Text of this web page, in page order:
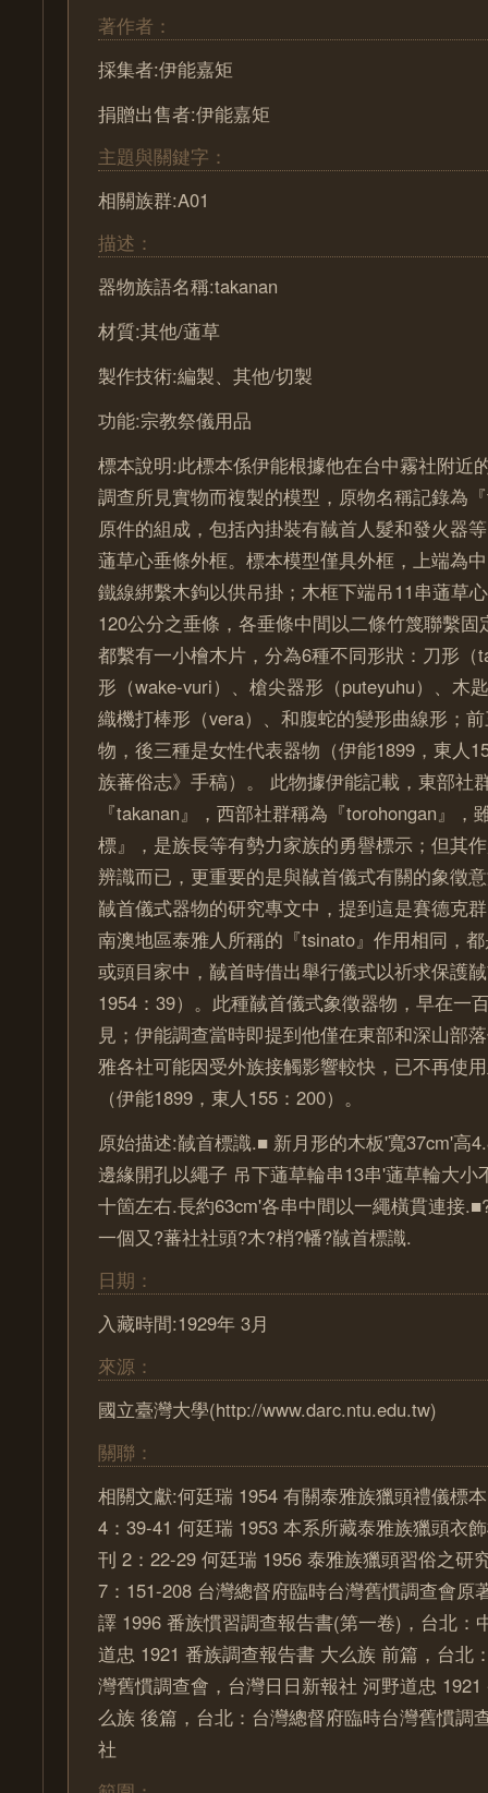
著作者：
採集者:伊能嘉矩
捐贈出售者:伊能嘉矩
主題與關鍵字：
相關族群:A01
描述：
器物族語名稱:takanan
材質:其他/蓪草
製作技術:編製、其他/切製
功能:宗教祭儀用品
標本說明:此標本係伊能根據他在台中霧社附近
調查所見實物而複製的模型，原物名稱記錄為
原件的組成，包括內掛裝有馘首人髮和發火器
蓪草心垂條外框。標本模型僅具外框，上端為
鐵線綁繫木鉤以供吊掛；木框下端吊11串蓪草
120公分之垂條，各垂條中間以二條竹篾聯繫
都繫有一小檜木片，分為6種不同形狀：刀形（
形（wake-vuri）、槍尖器形（puteyuhu）、木
織機打棒形（vera）、和腹蛇的變形曲線形；
物，後三種是女性代表器物（伊能1899，東人
族蕃俗志》手稿）。 此物據伊能記載，東部社
『takanan』，西部社群稱為『torohongan』，
標』，是族長等有勢力家族的勇譽標示；但其
辨識而已，更重要的是與馘首儀式有關的象徵
馘首儀式器物的研究專文中，提到這是賽德克
南澳地區泰雅人所稱的『tsinato』作用相同，
或頭目家中，馘首時借出舉行儀式以祈求保護
1954：39）。此種馘首儀式象徵器物，早在一
見；伊能調查當時即提到他僅在東部和深山部
雅各社可能因受外族接觸影響較快，已不再使
（伊能1899，東人155：200）。
原始描述:馘首標識.■ 新月形的木板'寬37cm'高
邊緣開孔以繩子 吊下蓪草輪串13串'蓪草輪大小
十箇左右.長約63cm'各串中間以一繩橫貫連接
一個又?蕃社社頭?木?梢?幡?馘首標識.
日期：
入藏時間:1929年 3月
來源：
國立臺灣大學(http://www.darc.ntu.edu.tw)
關聯：
相關文獻:何廷瑞 1954 有關泰雅族獵頭禮儀標
4：39-41 何廷瑞 1953 本系所藏泰雅族獵頭衣
刊 2：22-29 何廷瑞 1956 泰雅族獵頭習俗之研
7：151-208 台灣總督府臨時台灣舊慣調查會原
譯 1996 番族慣習調查報告書(第一卷)，台北：
道忠 1921 番族調查報告書 大么族 前篇，台北
灣舊慣調查會，台灣日日新報社 河野道忠
么族 後篇，台北：台灣總督府臨時台灣舊慣調
社